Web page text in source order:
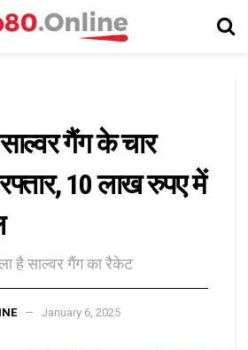
गैंग के चार
10 लाख रुपए में
है साल्वर गैंग का रैकेट
January 6, 2025